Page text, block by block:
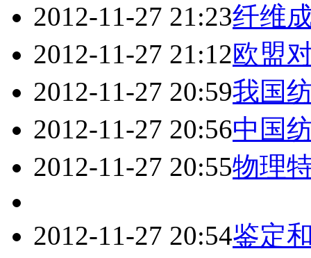
2012-11-27 21:23纤维
2012-11-27 21:12欧盟
2012-11-27 20:59我国
2012-11-27 20:56中国
2012-11-27 20:55物理
2012-11-27 20:54鉴定